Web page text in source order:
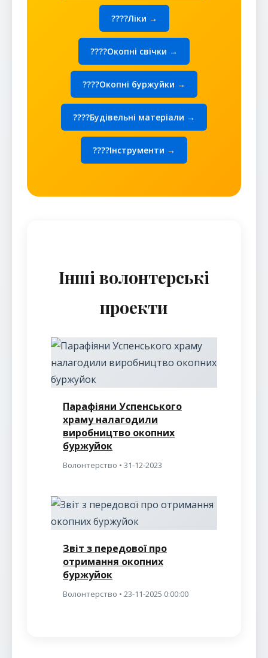
????Ліки →
????️Окопні свічки →
????Окопні буржуйки →
????Будівельні матеріали →
????Інструменти →
Інші волонтерські
проекти
Парафіяни Успенського
храму налагодили
виробництво окопних
буржуйок
Волонтерство • 31-12-2023
Звіт з передової про
отримання окопних
буржуйок
Волонтерство • 23-11-2025 0:00:00